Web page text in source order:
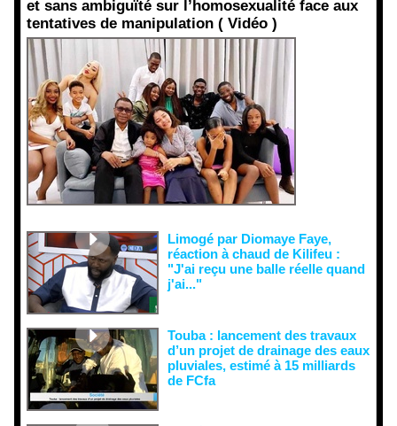
et sans ambiguïté sur l’homosexualité face aux
tentatives de manipulation ( Vidéo )
Limogé par Diomaye Faye,
réaction à chaud de Kilifeu :
"J'ai reçu une balle réelle quand
j'ai..."
Touba : lancement des travaux
d’un projet de drainage des eaux
pluviales, estimé à 15 milliards
de FCfa ‎